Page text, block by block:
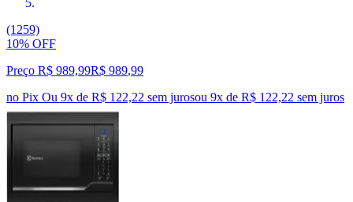
(1259)
10% OFF
Preço R$ 989,99R$ 989,99
no Pix Ou 9x de R$ 122,22 sem jurosou 9x de R$ 122,22 sem juros